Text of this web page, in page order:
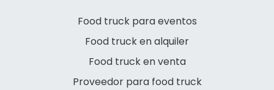
Food truck para eventos
Food truck en alquiler
Food truck en venta
Proveedor para food truck